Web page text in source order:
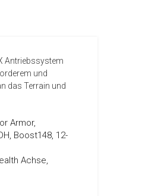
Antriebssystem
und
das Terrain und
Armor,
Boost148, 12-
Achse,